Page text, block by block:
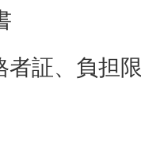
者証、負担